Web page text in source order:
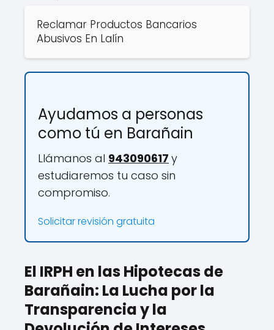
Reclamar Productos Bancarios
Abusivos En Lalín
Ayudamos a personas
como tú en Barañain
Llámanos al 943090617 y
estudiaremos tu caso sin
compromiso.
Solicitar revisión gratuita
El IRPH en las Hipotecas de
Barañain: La Lucha por la
Transparencia y la